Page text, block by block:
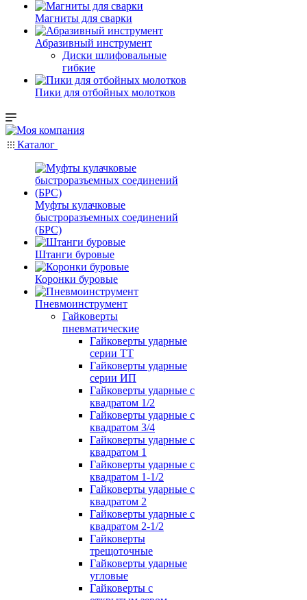
Магниты для сварки
Абразивный инструмент
Диски шлифовальные
гибкие
Пики для отбойных молотков
Каталог
Муфты кулачковые
быстроразъемных соединений
(БРС)
Штанги буровые
Коронки буровые
Пневмоинструмент
Гайковерты
пневматические
Гайковерты ударные
серии ТТ
Гайковерты ударные
серии ИП
Гайковерты ударные с
квадратом 1/2
Гайковерты ударные с
квадратом 3/4
Гайковерты ударные с
квадратом 1
Гайковерты ударные с
квадратом 1-1/2
Гайковерты ударные с
квадратом 2
Гайковерты ударные с
квадратом 2-1/2
Гайковерты
трещоточные
Гайковерты ударные
угловые
Гайковерты с